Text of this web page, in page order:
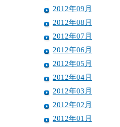
2012年09月
2012年08月
2012年07月
2012年06月
2012年05月
2012年04月
2012年03月
2012年02月
2012年01月